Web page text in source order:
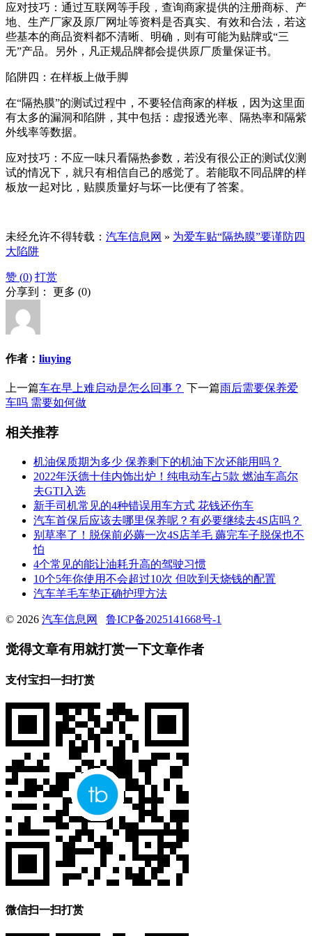
应对技巧：通过互联网等手段，查询商家提供的注册商标、产
地、生产厂家及原厂网址等资料是否真实、有效和合法，若这
些基本的商品资料都不清晰、明确，则有可能为贴牌或“三
无”产品。另外，凡正规品牌都会提供原厂质量保证书。
陷阱四：在样板上做手脚
在“隔热膜”的测试过程中，不要轻信商家的样板，因为这里面
有太多的漏洞和陷阱，其中包括：虚报透光率、隔热率和隔紫
外线率等数据。
应对技巧：不应一味只看隔热参数，若没有很公正的测试仪测
试的情况下，就只有相信自己的感觉了。若能取不同品牌的样
板放一起对比，贴膜质量好与坏一比便有了答案。
未经允许不得转载： 汽车信息网 » 为爱车贴“隔热膜”要谨防四
大陷阱
赞 (0) 打赏
分享到： 更多 (0)
作者： liuying
上一篇车在早上难启动是怎么回事？ 下一篇雨后需要保养爱
车吗 需要如何做
相关推荐
机油保质期为多少 保养剩下的机油下次还能用吗？
2022年沃德十佳内饰出炉！纯电动车占5款 燃油车高尔
夫GTI入选
新手司机常见的4种错误用车方式 花钱还伤车
汽车首保后应该去哪里保养呢？有必要继续去4S店吗？
别草率了！脱保前必薅一次4S店羊毛 薅完车子脱保也不
怕
4个常见的能让油耗升高的驾驶习惯
10个5年你使用不会超过10次 但吹到天烧钱的配置
汽车羊毛车垫正确护理方法
© 2026 汽车信息网 鲁ICP备2025141668号-1
觉得文章有用就打赏一下文章作者
支付宝扫一扫打赏
微信扫一扫打赏